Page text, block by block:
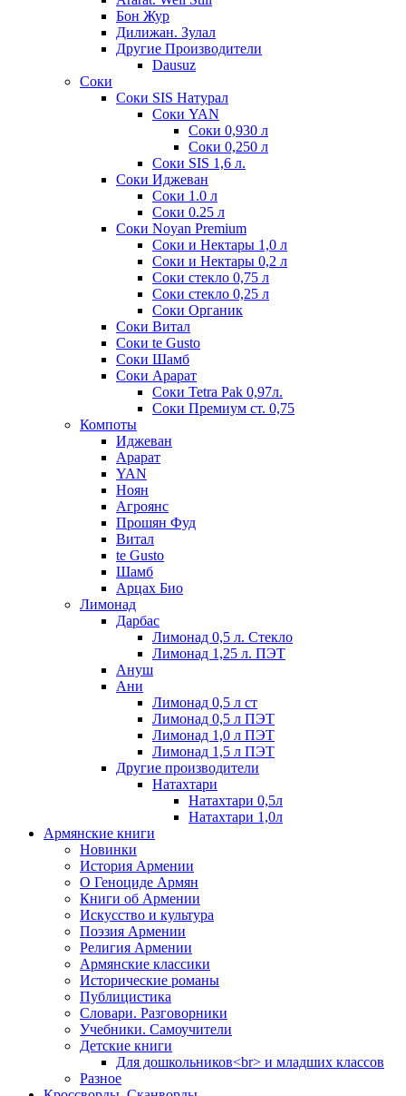
Бон Жур
Дилижан. Зулал
Другие Производители
Dausuz
Соки
Соки SIS Натурал
Соки YAN
Соки 0,930 л
Соки 0,250 л
Соки SIS 1,6 л.
Соки Иджеван
Соки 1.0 л
Соки 0.25 л
Соки Noyan Premium
Соки и Нектары 1,0 л
Соки и Нектары 0,2 л
Соки стекло 0,75 л
Соки стекло 0,25 л
Соки Органик
Соки Витал
Соки te Gusto
Соки Шамб
Соки Арарат
Соки Tetra Pak 0,97л.
Соки Премиум ст. 0,75
Компоты
Иджеван
Арарат
YAN
Ноян
Агроянс
Прошян Фуд
Витал
te Gusto
Шамб
Арцах Био
Лимонад
Дарбас
Лимонад 0,5 л. Стекло
Лимонад 1,25 л. ПЭТ
Ануш
Ани
Лимонад 0,5 л ст
Лимонад 0,5 л ПЭТ
Лимонад 1,0 л ПЭТ
Лимонад 1,5 л ПЭТ
Другие производители
Натахтари
Натахтари 0,5л
Натахтари 1,0л
Армянские книги
Новинки
История Армении
О Геноциде Армян
Книги об Армении
Иcкусство и культура
Поэзия Армении
Религия Армении
Армянские классики
Исторические романы
Публицистика
Словари. Разговорники
Учебники. Самоучители
Детские книги
Для дошкольников<br> и младших классов
Разное